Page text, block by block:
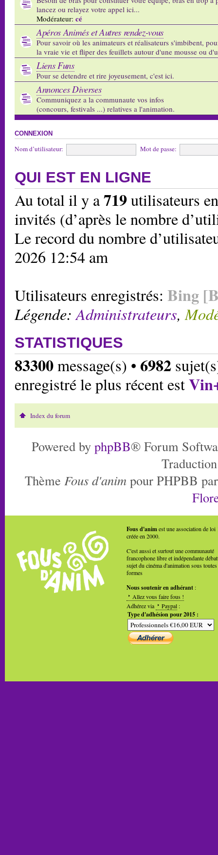
lancez ou relayez votre appel ici...
Modérateur: cé
Apéros Animés et Autres rendez-vous
Pour savoir où les animateurs et réalisateurs s'imbibent,
la vraie vie et fliper des feuillets autour d'une mousse ou
Liens Funs
Pour se detendre et rire joyeusement, c'est ici.
Annonces Diverses
Communiquez a la communaute vos infos
(concours, festivals ...) relatives a l'animation.
CONNEXION
Nom d’utilisateur: Mot de passe:
QUI EST EN LIGNE
Au total il y a719utilisateurs
invités (d’après le nombre
Le record du nombre
2026 12:54 am
Utilisateurs enregistrés: Bing
Légende:Administrateurs,
STATISTIQUES
83300message(s) • 6982
enregistré le plus récent est
Index du forum
Powered by phpBB® Forum
Thème Fous d'anim pour PHPBB
Fous d'animest une association de loi
créée en 2000.
C'est aussi et surtout une communauté
francophone libre et indépendante
sujet du cinéma d'animation sous toutes
formes
Nous soutenir en adhérant :
Allez vous faire fous !
Adhérez via
Paypal :
Type d'adhésion pour 2015 :